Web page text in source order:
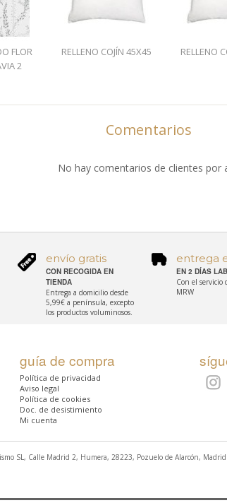
FLOR
2
RELLENO COJÍN 45X45 RELLENO
Comentarios
No hay comentarios de clientes por
envío gratis
CON RECOGIDA EN
TIENDA
Entrega a domicilio desde
5,99€ a península, excepto
los productos voluminosos.
entrega
EN 2 DÍAS
Con el servicio
MRW
guía de compra
Política de privacidad
Aviso legal
Política de cookies
Doc. de desistimiento
Mi cuenta
SL, Calle Madrid 2, Humera, 28223, Pozuelo de Alarcón, Madrid